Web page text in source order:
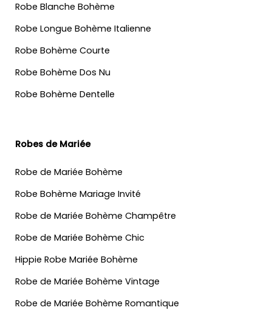
Robe Blanche Bohème
Robe Longue Bohème Italienne
Robe Bohème Courte
Robe Bohème Dos Nu
Robe Bohème Dentelle
Robes de Mariée
Robe de Mariée Bohème
Robe Bohème Mariage Invité
Robe de Mariée Bohème Champêtre
Robe de Mariée Bohème Chic
Hippie Robe Mariée Bohème
Robe de Mariée Bohème Vintage
Robe de Mariée Bohème Romantique